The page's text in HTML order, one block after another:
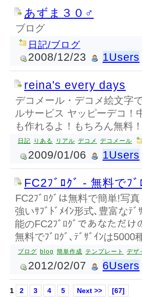
あずま３０♂
ブログ
日記/ブログ
2008/12/23 1Users
reina's every days
デコメール・デコメ絵文字
ルサービス ヤッピーデコ！
も作れるよ！もちろん無料！
日記 りある リアル デコメ デコメール
2009/01/06 1Users
FC2ﾌﾞﾛｸﾞ - 無料でﾌ
FC2ﾌﾞﾛｸﾞは無料で簡単!写
強いｻﾌﾞﾄﾞﾒｲﾝ形式､豊富なﾃﾞ
能のFC2ﾌﾞﾛｸﾞであなただけ
無料でﾌﾞﾛｸﾞ､ﾃﾞｻﾞｲﾝは5000
ブログ blog 簡単作成 テンプレート デザ
2012/02/07 6Users
1 2 3 4 5 Next >> [67]